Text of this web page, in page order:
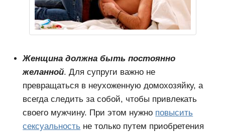
Женщина должна быть постоянно
желанной. Для супруги важно не
превращаться в неухоженную домохозяйку, а
всегда следить за собой, чтобы привлекать
своего мужчину. При этом нужно повысить
сексуальность не только путем приобретения